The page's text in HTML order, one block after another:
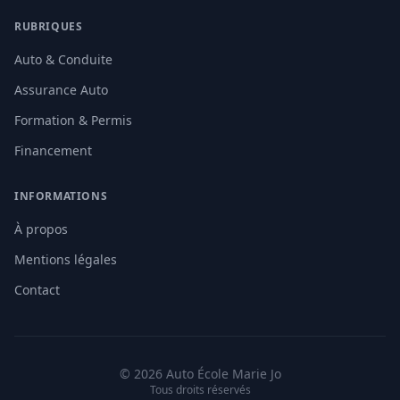
RUBRIQUES
Auto & Conduite
Assurance Auto
Formation & Permis
Financement
INFORMATIONS
À propos
Mentions légales
Contact
© 2026 Auto École Marie Jo
Tous droits réservés